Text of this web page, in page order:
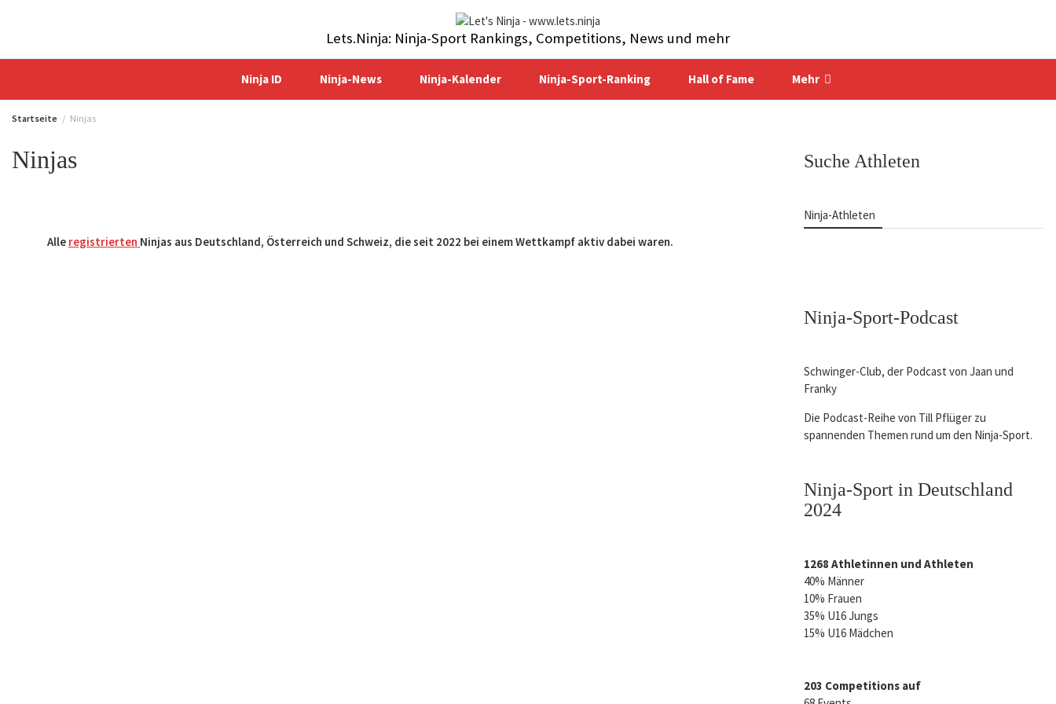
Lets.Ninja: Ninja-Sport Rankings, Competitions, News und mehr
Ninja ID Ninja-News Ninja-Kalender Ninja-Sport-Ranking Hall of Fame Mehr
Startseite Ninjas
Ninjas
Alle registrierten Ninjas aus Deutschland, Österreich und Schweiz, die seit 2022 bei einem Wettkampf aktiv dabei waren.
Suche Athleten
Ninja-Athleten
Ninja-Sport-Podcast
Schwinger-Club, der Podcast von Jaan und
Franky
Die Podcast-Reihe von Till Pflüger zu
spannenden Themen rund um den Ninja-Sport.
Ninja-Sport in Deutschland
2024
1268 Athletinnen und Athleten
40% Männer
10% Frauen
35% U16 Jungs
15% U16 Mädchen
203 Competitions auf